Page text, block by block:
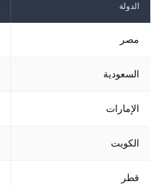
الدولة
مصر
السعودية
الإمارات
الكويت
قطر